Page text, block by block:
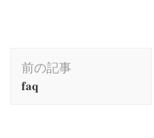
投
稿
ナ
前の記事
faq